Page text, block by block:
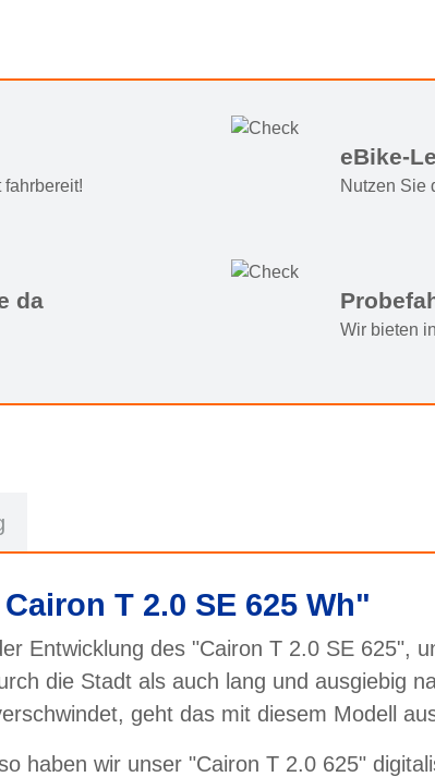
eBike-
Nutzen Sie
da
Wir bieten
T 2.0 SE 625 Wh"
Entwicklung des "Cairon T 2.0 SE 625",
die Stadt als auch lang und ausgiebig
geht das mit diesem Modell
haben wir unser "Cairon T 2.0 625"